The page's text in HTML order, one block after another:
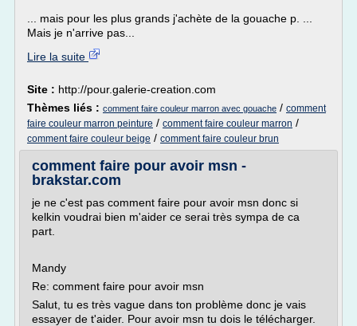
... mais pour les plus grands j'achète de la gouache p. ...
Mais je n'arrive pas...
Lire la suite
Site : http://pour.galerie-creation.com
Thèmes liés : comment faire couleur marron avec gouache / comment
faire couleur marron peinture / comment faire couleur marron /
comment faire couleur beige / comment faire couleur brun
comment faire pour avoir msn -
brakstar.com
je ne c'est pas comment faire pour avoir msn donc si
kelkin voudrai bien m'aider ce serai très sympa de ca
part.
Mandy
Re: comment faire pour avoir msn
Salut, tu es très vague dans ton problème donc je vais
essayer de t'aider. Pour avoir msn tu dois le télécharger.